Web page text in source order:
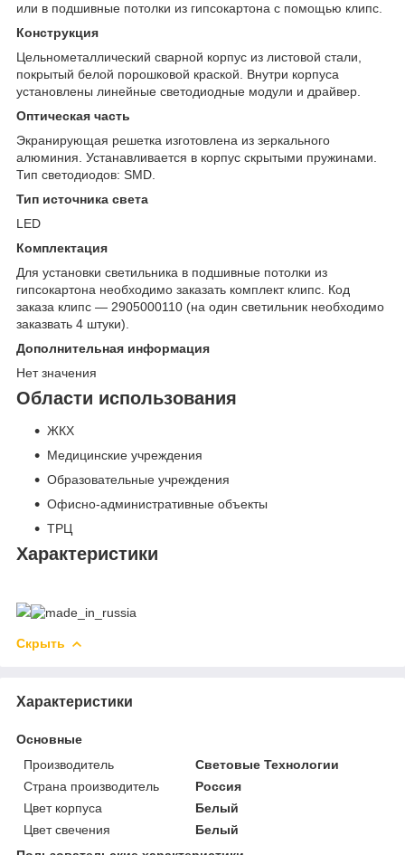
или в подшивные потолки из гипсокартона с помощью клипс.
Конструкция
Цельнометаллический сварной корпус из листовой стали,
покрытый белой порошковой краской. Внутри корпуса
установлены линейные светодиодные модули и драйвер.
Оптическая часть
Экранирующая решетка изготовлена из зеркального
алюминия. Устанавливается в корпус скрытыми пружинами.
Тип светодиодов: SMD.
Тип источника света
LED
Комплектация
Для установки светильника в подшивные потолки из
гипсокартона необходимо заказать комплект клипс. Код
заказа клипс — 2905000110 (на один светильник необходимо
заказвать 4 штуки).
Дополнительная информация
Нет значения
Области использования
ЖКХ
Медицинские учреждения
Образовательные учреждения
Офисно-административные объекты
ТРЦ
Характеристики
Скрыть
Характеристики
Основные
Производитель
Световые Технологии
Страна производитель
Россия
Цвет корпуса
Белый
Цвет свечения
Белый